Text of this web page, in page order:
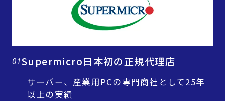
01Supermicro日本初の正規代理店
サーバー、産業用PCの専門商社として25年
以上の実績